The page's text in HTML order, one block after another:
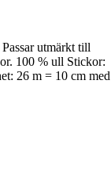
utmärkt till
100 % ull Stickor:
26 m = 10 cm med